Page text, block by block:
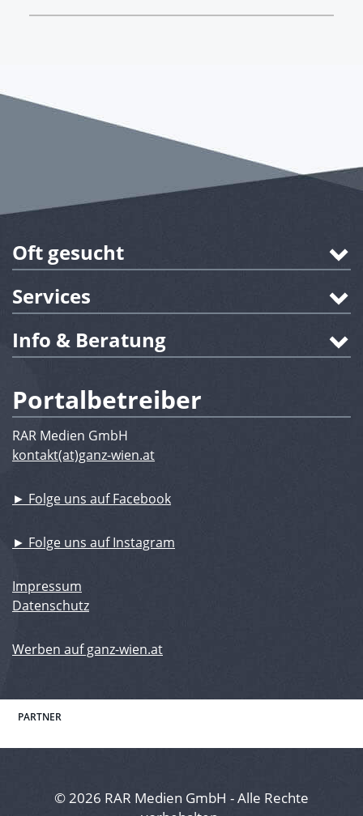
Oft gesucht
Services
Info & Beratung
Portalbetreiber
RAR Medien GmbH
kontakt(at)ganz-wien.at
► Folge uns auf Facebook
► Folge uns auf Instagram
Impressum
Datenschutz
Werben auf ganz-wien.at
PARTNER
© 2026 RAR Medien GmbH - Alle Rechte